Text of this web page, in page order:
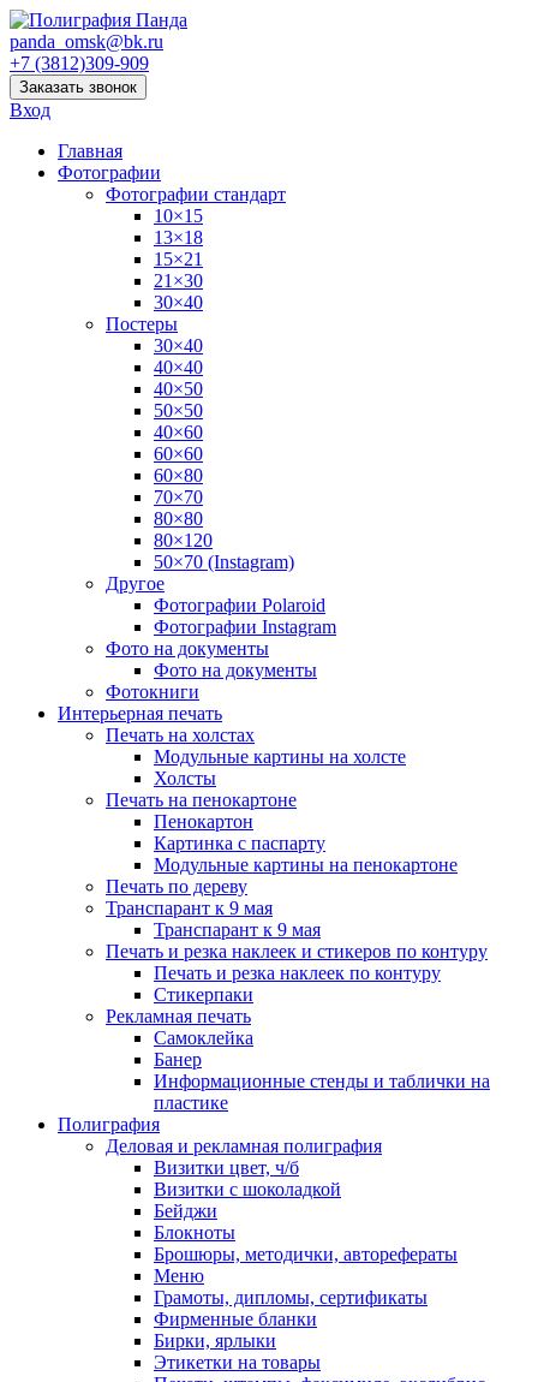
panda_omsk@bk.ru
+7 (3812)309-909
Заказать звонок
Вход
Главная
Фотографии
Фотографии стандарт
10×15
13×18
15×21
21×30
30×40
Постеры
30×40
40×40
40×50
50×50
40×60
60×60
60×80
70×70
80×80
80×120
50×70 (Instagram)
Другое
Фотографии Polaroid
Фотографии Instagram
Фото на документы
Фото на документы
Фотокниги
Интерьерная печать
Печать на холстах
Модульные картины на холсте
Холсты
Печать на пенокартоне
Пенокартон
Картинка с паспарту
Модульные картины на пенокартоне
Печать по дереву
Транспарант к 9 мая
Транспарант к 9 мая
Печать и резка наклеек и стикеров по контуру
Печать и резка наклеек по контуру
Стикерпаки
Рекламная печать
Самоклейка
Банер
Информационные стенды и таблички на
пластике
Полиграфия
Деловая и рекламная полиграфия
Визитки цвет, ч/б
Визитки с шоколадкой
Бейджи
Блокноты
Брошюры, методички, авторефераты
Меню
Грамоты, дипломы, сертификаты
Фирменные бланки
Бирки, ярлыки
Этикетки на товары